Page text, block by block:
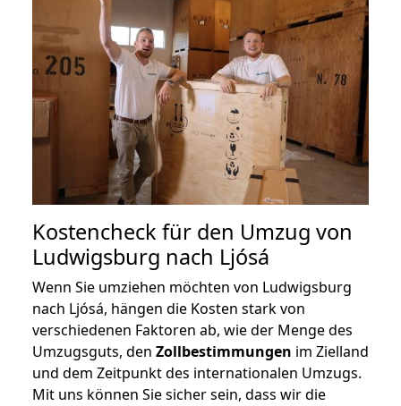
Kostencheck für den Umzug von
Ludwigsburg nach Ljósá
Wenn Sie umziehen möchten von Ludwigsburg
nach Ljósá, hängen die Kosten stark von
verschiedenen Faktoren ab, wie der Menge des
Umzugsguts, den Zollbestimmungen im Zielland
und dem Zeitpunkt des internationalen Umzugs.
Mit uns können Sie sicher sein, dass wir die